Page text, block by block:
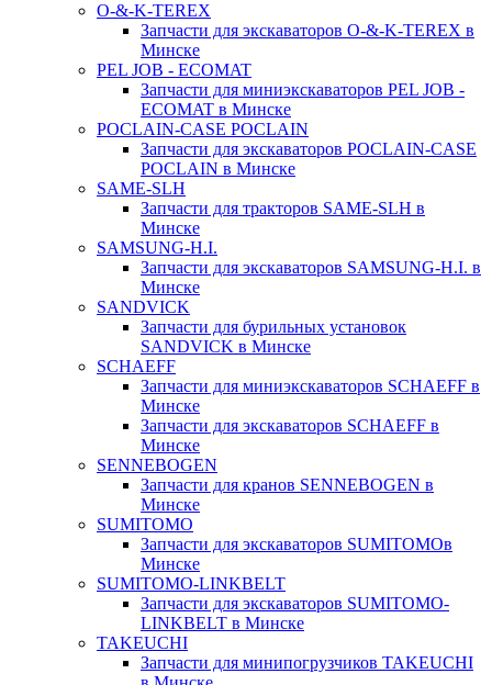
O-&-K-TEREX
Запчасти для экскаваторов O-&-K-TEREX в
Минске
PEL JOB - ECOMAT
Запчасти для миниэкскаваторов PEL JOB -
ECOMAT в Минске
POCLAIN-CASE POCLAIN
Запчасти для экскаваторов POCLAIN-CASE
POCLAIN в Минске
SAME-SLH
Запчасти для тракторов SAME-SLH в
Минске
SAMSUNG-H.I.
Запчасти для экскаваторов SAMSUNG-H.I. в
Минске
SANDVICK
Запчасти для бурильных установок
SANDVICK в Минске
SCHAEFF
Запчасти для миниэкскаваторов SCHAEFF в
Минске
Запчасти для экскаваторов SCHAEFF в
Минске
SENNEBOGEN
Запчасти для кранов SENNEBOGEN в
Минске
SUMITOMO
Запчасти для экскаваторов SUMITOMOв
Минске
SUMITOMO-LINKBELT
Запчасти для экскаваторов SUMITOMO-
LINKBELT в Минске
TAKEUCHI
Запчасти для минипогрузчиков TAKEUCHI